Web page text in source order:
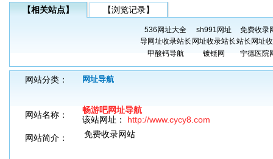
【相关站点】 【浏览记录】
536网址大全 sh991网址
免费收录
导网址收录站长 网址收录站长站长网址
甲酸钙导航
镀铥网 宁德医院
网站分类： 网址导航
网站名称：
畅游吧网址导航
该站网址： http://www.cycy8.com
网站简介：
免费收录网站